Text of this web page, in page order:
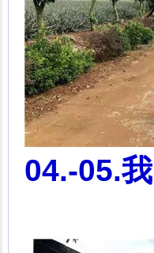
04.-05.